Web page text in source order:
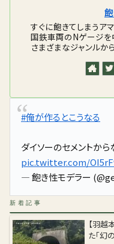
すぐに飽きてしまうア
国鉄車両のNゲージを
さまざまなジャンルか
#俺が作るとこうなる
ダイソーのセメントか
pic.twitter.com/
— 飽き性モデラー
新着記事
【羽越
た「幻